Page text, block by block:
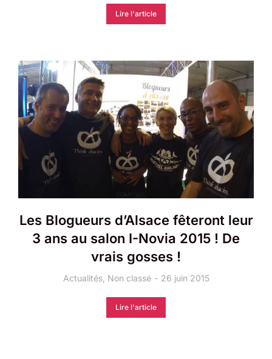
Lire l'article
Les Blogueurs d’Alsace fêteront leur
3 ans au salon I-Novia 2015 ! De
vrais gosses !
Actualités, Non classé 26 juin 2015
Lire l'article